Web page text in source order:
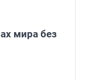
мира без